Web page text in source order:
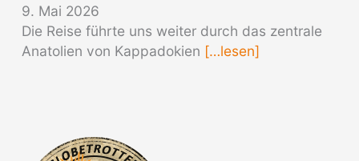
9. Mai 2026
Die Reise führte uns weiter durch das zentrale
Anatolien von Kappadokien […lesen]